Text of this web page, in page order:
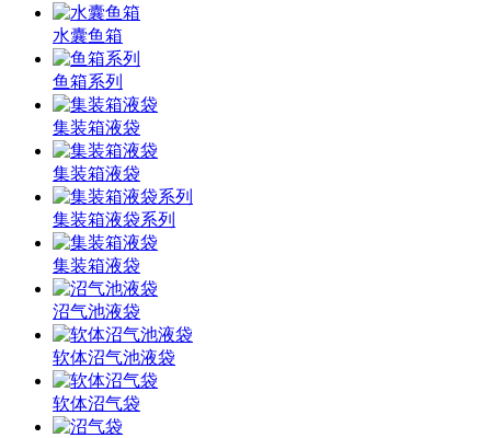
水囊鱼箱
鱼箱系列
集装箱液袋
集装箱液袋
集装箱液袋系列
集装箱液袋
沼气池液袋
软体沼气池液袋
软体沼气袋